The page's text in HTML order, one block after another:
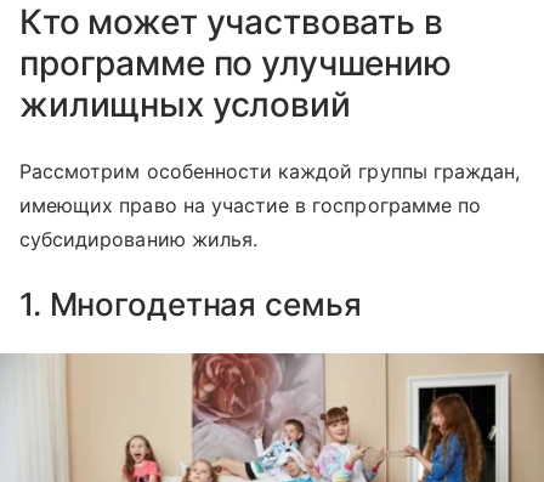
Кто может участвовать в
программе по улучшению
жилищных условий
Рассмотрим особенности каждой группы граждан,
имеющих право на участие в госпрограмме по
субсидированию жилья.
1. Многодетная семья